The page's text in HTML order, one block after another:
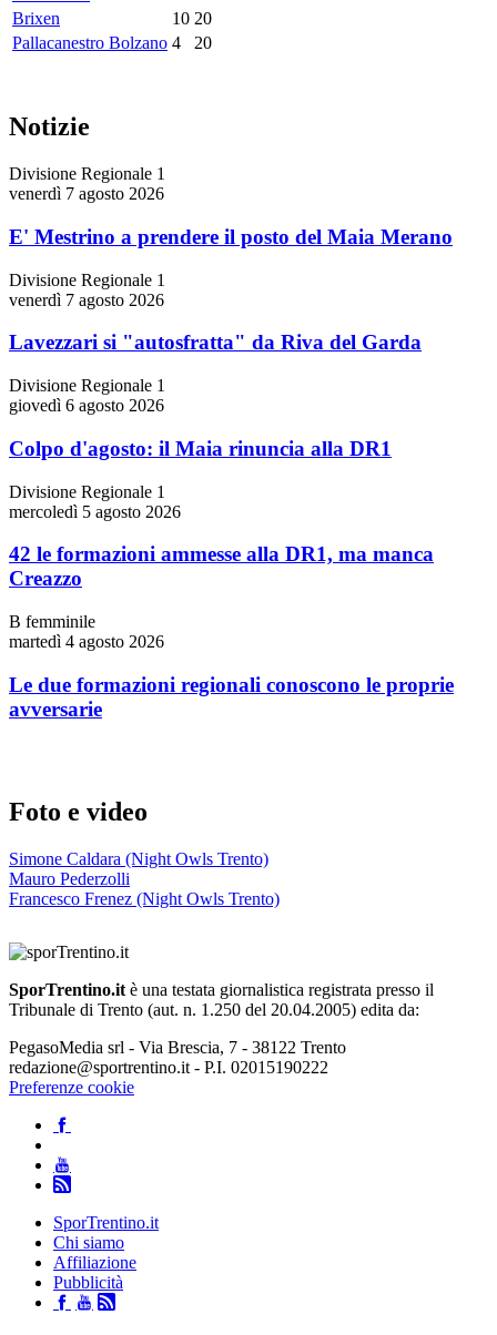
Brixen
10 20
Pallacanestro Bolzano 4 20
Notizie
Divisione Regionale 1
venerdì 7 agosto 2026
E' Mestrino a prendere il posto del Maia Merano
Divisione Regionale 1
venerdì 7 agosto 2026
Lavezzari si "autosfratta" da Riva del Garda
Divisione Regionale 1
giovedì 6 agosto 2026
Colpo d'agosto: il Maia rinuncia alla DR1
Divisione Regionale 1
mercoledì 5 agosto 2026
42 le formazioni ammesse alla DR1, ma manca
Creazzo
B femminile
martedì 4 agosto 2026
Le due formazioni regionali conoscono le proprie
avversarie
Foto e video
Simone Caldara (Night Owls Trento)
Mauro Pederzolli
Francesco Frenez (Night Owls Trento)
SporTrentino.it è una testata giornalistica registrata presso il
Tribunale di Trento (aut. n. 1.250 del 20.04.2005) edita da:
PegasoMedia srl - Via Brescia, 7 - 38122 Trento
redazione@sportrentino.it - P.I. 02015190222
Preferenze cookie
SporTrentino.it
Chi siamo
Affiliazione
Pubblicità